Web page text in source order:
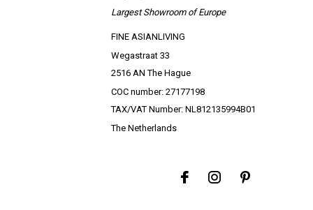
Largest Showroom of Europe
FINE ASIANLIVING
Wegastraat 33
2516 AN The Hague
COC number: 27177198
TAX/VAT Number: NL812135994B01
The Netherlands